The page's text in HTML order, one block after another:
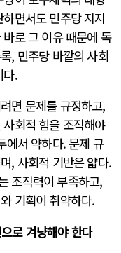
면서도 민주당 지지
로 그 이유 때문에 독
, 민주당 바깥의 사회
다.
면 문제를 규정하고,
회적 힘을 조직해야
에서 약하다. 문제 규
, 사회적 기반은 얇다.
조직력이 부족하고,
기획이 취약하다.
로 겨냥해야 한다